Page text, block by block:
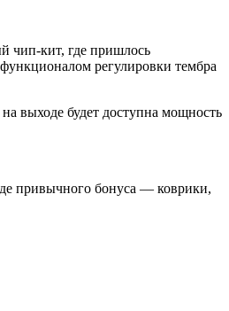
чип-кит, где пришлось
регулировки тембра
выходе будет доступна мощность
привычного бонуса — коврики,